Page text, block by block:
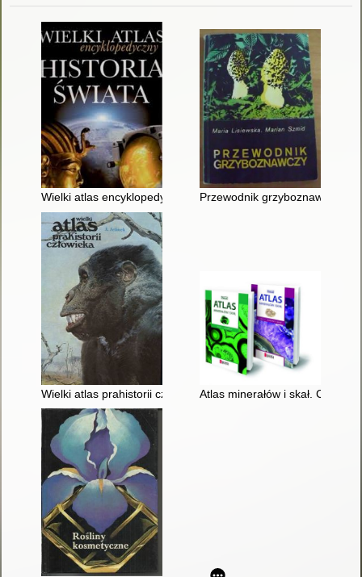
Wielki atlas encyklopedyczny : historia świata
Przewodnik grzyboznawczy
Wielki atlas prahistorii człowiekaAtlas minerałów i skał. Cz. 1,